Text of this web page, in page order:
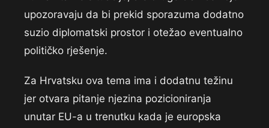
upozoravaju da bi prekid sporazuma dodatno
suzio diplomatski prostor i otežao eventualno
političko rješenje.
Za Hrvatsku ova tema ima i dodatnu težinu
jer otvara pitanje njezina pozicioniranja
unutar EU-a u trenutku kada je europska